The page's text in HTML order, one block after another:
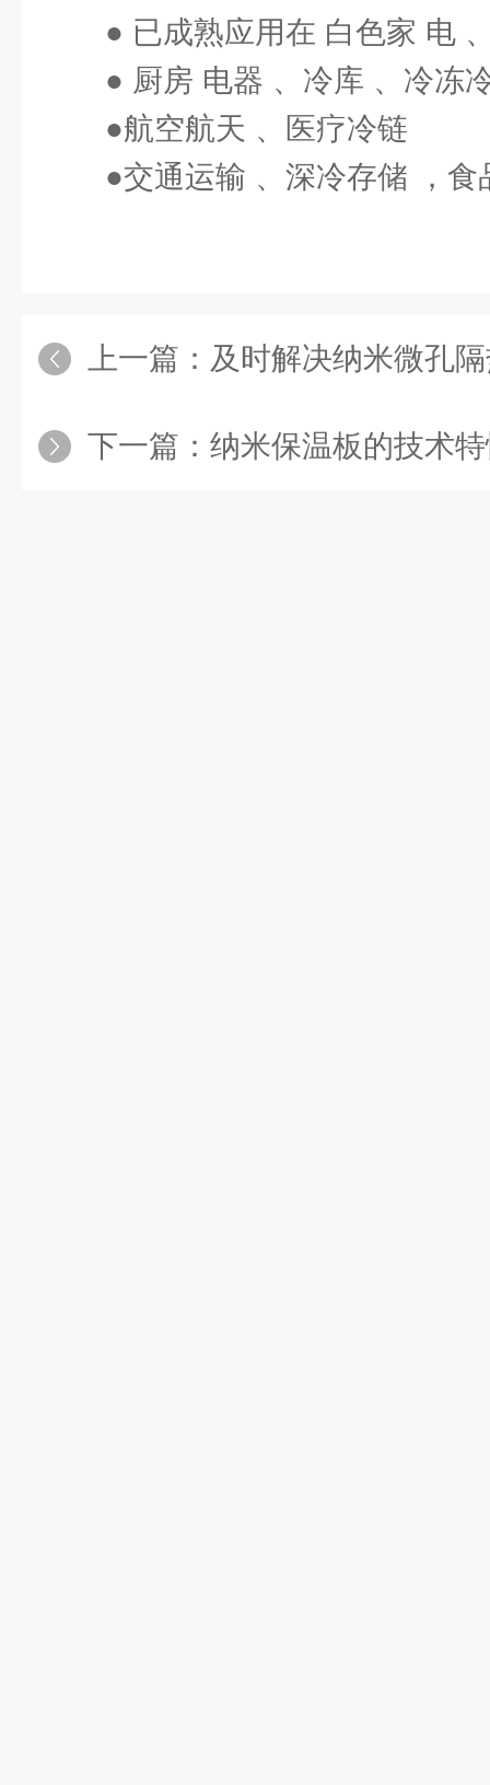
● 已成熟应用在 白色家 电
● 厨房 电器 、冷库 、冷冻
●航空航天 、医疗冷链
●交通运输 、深冷存储 ，
上一篇： 及时解决纳米微孔隔热板问
下一篇： 纳米保温板的技术